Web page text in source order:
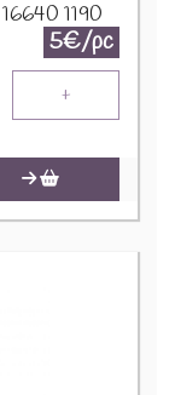
1190
5€/pc
+